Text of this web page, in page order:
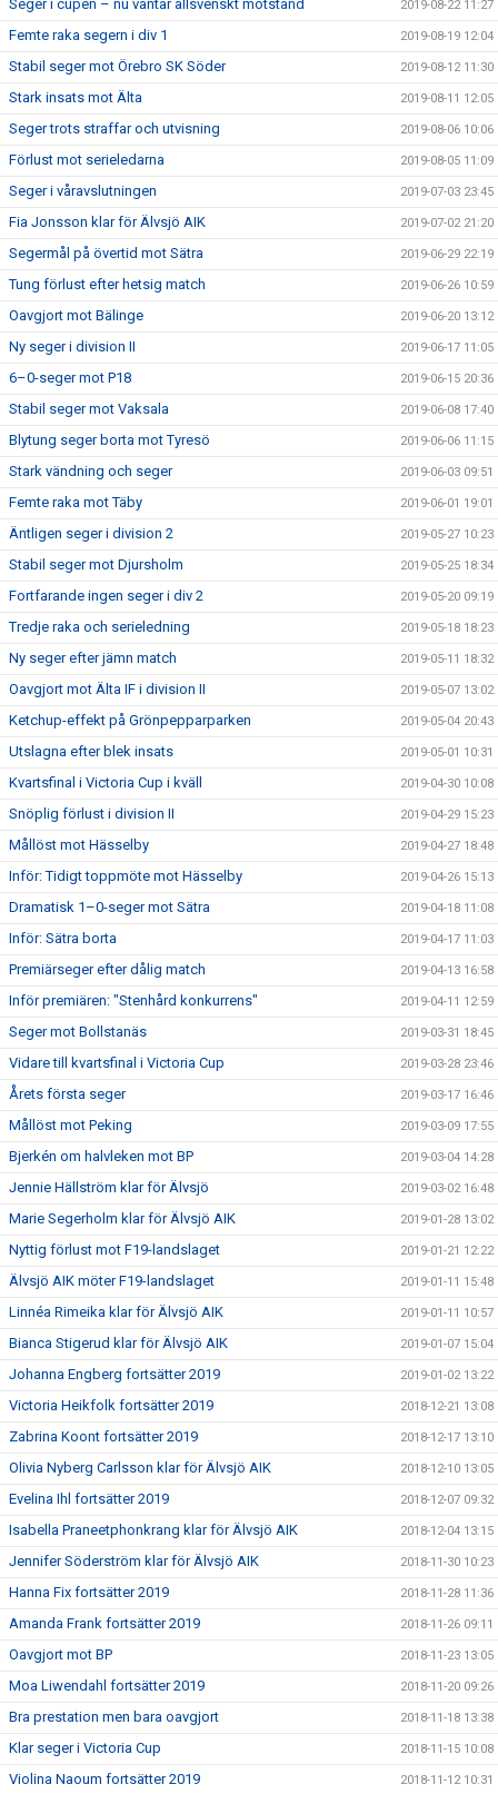
Seger i cupen – nu väntar allsvenskt motstånd 2019-08-22 11:27
Femte raka segern i div 1 2019-08-19 12:04
Stabil seger mot Örebro SK Söder 2019-08-12 11:30
Stark insats mot Älta 2019-08-11 12:05
Seger trots straffar och utvisning 2019-08-06 10:06
Förlust mot serieledarna 2019-08-05 11:09
Seger i våravslutningen 2019-07-03 23:45
Fia Jonsson klar för Älvsjö AIK 2019-07-02 21:20
Segermål på övertid mot Sätra 2019-06-29 22:19
Tung förlust efter hetsig match 2019-06-26 10:59
Oavgjort mot Bälinge 2019-06-20 13:12
Ny seger i division II 2019-06-17 11:05
6–0-seger mot P18 2019-06-15 20:36
Stabil seger mot Vaksala 2019-06-08 17:40
Blytung seger borta mot Tyresö 2019-06-06 11:15
Stark vändning och seger 2019-06-03 09:51
Femte raka mot Täby 2019-06-01 19:01
Äntligen seger i division 2 2019-05-27 10:23
Stabil seger mot Djursholm 2019-05-25 18:34
Fortfarande ingen seger i div 2 2019-05-20 09:19
Tredje raka och serieledning 2019-05-18 18:23
Ny seger efter jämn match 2019-05-11 18:32
Oavgjort mot Älta IF i division II 2019-05-07 13:02
Ketchup-effekt på Grönpepparparken 2019-05-04 20:43
Utslagna efter blek insats 2019-05-01 10:31
Kvartsfinal i Victoria Cup i kväll 2019-04-30 10:08
Snöplig förlust i division II 2019-04-29 15:23
Mållöst mot Hässelby 2019-04-27 18:48
Inför: Tidigt toppmöte mot Hässelby 2019-04-26 15:13
Dramatisk 1–0-seger mot Sätra 2019-04-18 11:08
Inför: Sätra borta 2019-04-17 11:03
Premiärseger efter dålig match 2019-04-13 16:58
Inför premiären: "Stenhård konkurrens" 2019-04-11 12:59
Seger mot Bollstanäs 2019-03-31 18:45
Vidare till kvartsfinal i Victoria Cup 2019-03-28 23:46
Årets första seger 2019-03-17 16:46
Mållöst mot Peking 2019-03-09 17:55
Bjerkén om halvleken mot BP 2019-03-04 14:28
Jennie Hällström klar för Älvsjö 2019-03-02 16:48
Marie Segerholm klar för Älvsjö AIK 2019-01-28 13:02
Nyttig förlust mot F19-landslaget 2019-01-21 12:22
Älvsjö AIK möter F19-landslaget 2019-01-11 15:48
Linnéa Rimeika klar för Älvsjö AIK 2019-01-11 10:57
Bianca Stigerud klar för Älvsjö AIK 2019-01-07 15:04
Johanna Engberg fortsätter 2019 2019-01-02 13:22
Victoria Heikfolk fortsätter 2019 2018-12-21 13:08
Zabrina Koont fortsätter 2019 2018-12-17 13:10
Olivia Nyberg Carlsson klar för Älvsjö AIK 2018-12-10 13:05
Evelina Ihl fortsätter 2019 2018-12-07 09:32
Isabella Praneetphonkrang klar för Älvsjö AIK 2018-12-04 13:15
Jennifer Söderström klar för Älvsjö AIK 2018-11-30 10:23
Hanna Fix fortsätter 2019 2018-11-28 11:36
Amanda Frank fortsätter 2019 2018-11-26 09:11
Oavgjort mot BP 2018-11-23 13:05
Moa Liwendahl fortsätter 2019 2018-11-20 09:26
Bra prestation men bara oavgjort 2018-11-18 13:38
Klar seger i Victoria Cup 2018-11-15 10:08
Violina Naoum fortsätter 2019 2018-11-12 10:31